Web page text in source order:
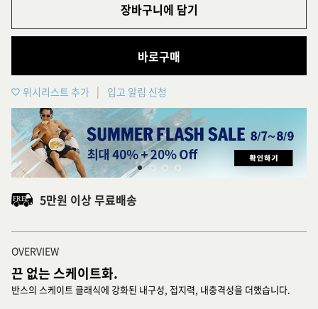
장바구니에 담기
바로구매
위시리스트 추가 입고 알림 신청
5만원 이상 무료배송
OVERVIEW
끈 없는 스케이트화.
반스의 스케이트 클래식에 강화된 내구성, 접지력, 내충격성을 더했습니다.